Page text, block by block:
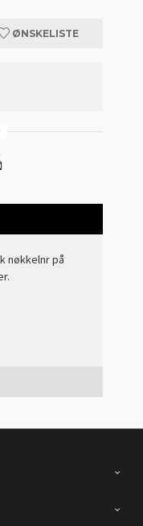
ØNSKELISTE
nøkkelnr på